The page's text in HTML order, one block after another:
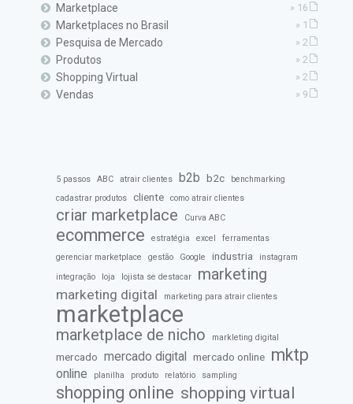
Marketplace » 16
Marketplaces no Brasil » 1
Pesquisa de Mercado » 2
Produtos » 2
Shopping Virtual » 2
Vendas » 9
5 passos ABC atrair clientes b2b b2c
benchmarking
cadastrar produtos
cliente como atrair clientes
criar marketplace Curva ABC
ecommerce estratégia excel
ferramentas
gerenciar marketplace
gestão Google industria
instagram
integração
loja lojista se destacar marketing
marketing digital marketing para atrair clientes
marketplace
marketplace de nicho markleting digital
mercado mercado digital mercado online mktp
online planilha produto relatório sampling
shopping online shopping virtual